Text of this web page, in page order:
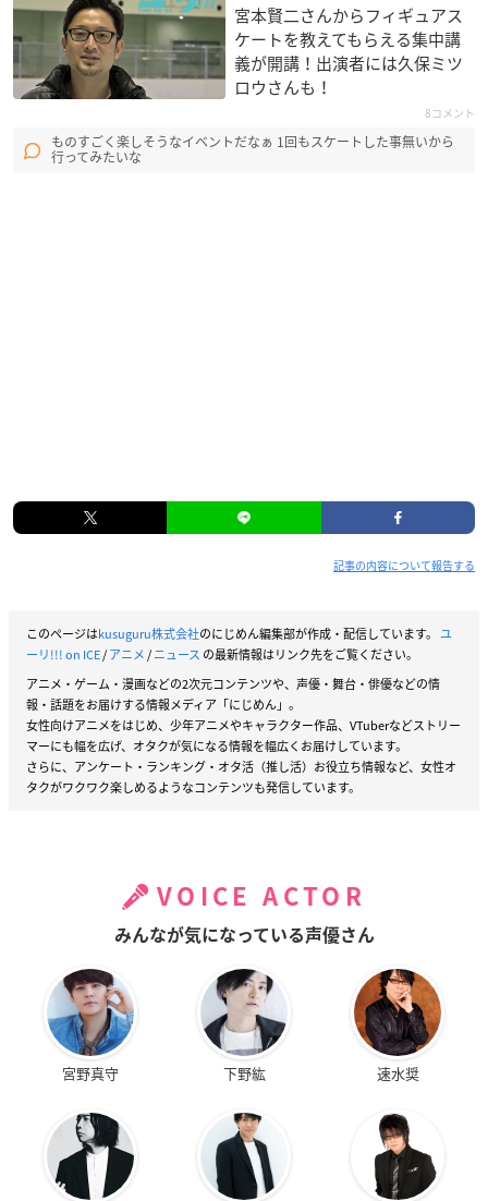
宮本賢二さんからフィギュアス
ケートを教えてもらえる集中講
義が開講！出演者には久保ミツ
ロウさんも！
8コメント
ものすごく楽しそうなイベントだなぁ 1回もスケートした事無いから
行ってみたいな
記事の内容について報告する
このページはkusuguru株式会社のにじめん編集部が作成・配信しています。 ユ
ーリ!!! on ICE/アニメ/ニュース の最新情報はリンク先をご覧ください。
アニメ・ゲーム・漫画などの2次元コンテンツや、声優・舞台・俳優などの情
報・話題をお届けする情報メディア「にじめん」。
女性向けアニメをはじめ、少年アニメやキャラクター作品、VTuberなどストリー
マーにも幅を広げ、オタクが気になる情報を幅広くお届けしています。
さらに、アンケート・ランキング・オタ活（推し活）お役立ち情報など、女性オ
タクがワクワク楽しめるようなコンテンツも発信しています。
VOICE ACTOR
みんなが気になっている声優さん
宮野真守 下野紘 速水奨